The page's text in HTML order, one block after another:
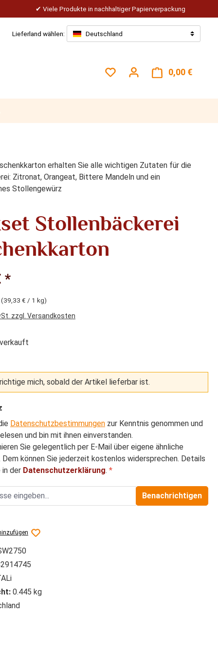
Viele Produkte in nachhaltiger Papierverpackung
Lieferland wählen: Deutschland
Du hast 0 Produkte auf
0,00 €
erhalten Sie alle wichtigen Zutaten für die
Zitronat, Orangeat, Bittere Mandeln und ein
Stollengewürz
Stollenbäckerei
*
(39,33 € / 1 kg)
zzgl. Versandkosten
mich, sobald der Artikel lieferbar ist.
Datenschutzbestimmungen zur Kenntnis genommen und
und bin mit ihnen einverstanden.
Sie gelegentlich per E-Mail über eigene ähnliche
Dem können Sie jederzeit kostenlos widersprechen. Details
in der Datenschutzerklärung. *
Benachrichtigen
0.445 kg